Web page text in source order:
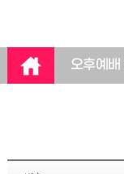
오후예배